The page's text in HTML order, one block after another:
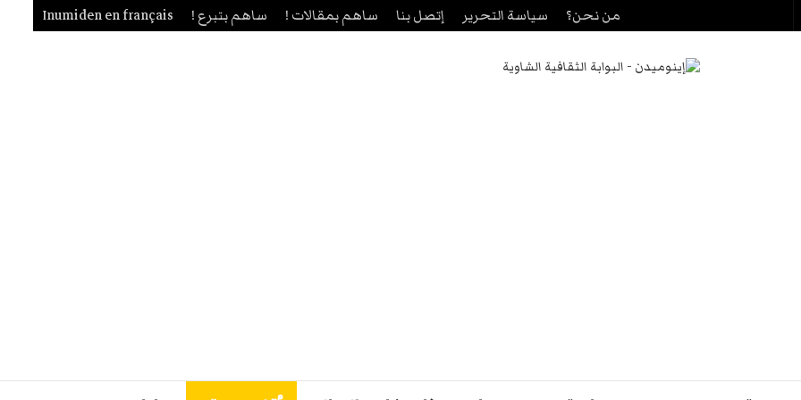
من نحن؟ سياسة التحرير إتصل بنا ساهم بمقالات ! ساهم بتبرع ! Inumiden en français